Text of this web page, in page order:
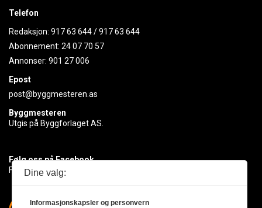
Telefon
Redaksjon: 917 63 644/917 63 644
Abonnement: 24 07 70 57
Annonser: 901 27 006
Epost
post@byggmesteren.as
Byggmesteren
Utgis på Byggforlaget AS.
Følg oss på Facebook
Få med deg det siste innen byggebransjen
Dine valg:
Informasjonskapsler og personvern